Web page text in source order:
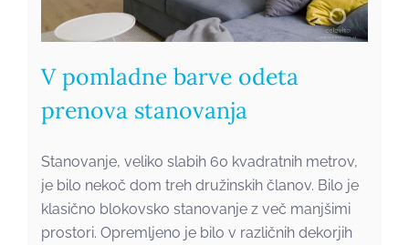
V pomladne barve odeta
prenova stanovanja
Stanovanje, veliko slabih 60 kvadratnih metrov,
je bilo nekoč dom treh družinskih članov. Bilo je
klasično blokovsko stanovanje z več manjšimi
prostori. Opremljeno je bilo v različnih dekorjih